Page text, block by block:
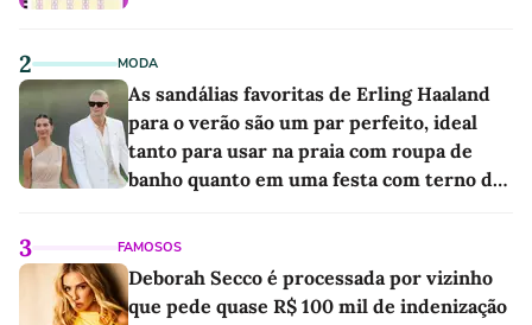
2 MODA
As sandálias favoritas de Erling Haaland
para o verão são um par perfeito, ideal
tanto para usar na praia com roupa de
banho quanto em uma festa com terno de
3 FAMOSOS
Deborah Secco é processada por vizinho
que pede quase R$ 100 mil de indenização